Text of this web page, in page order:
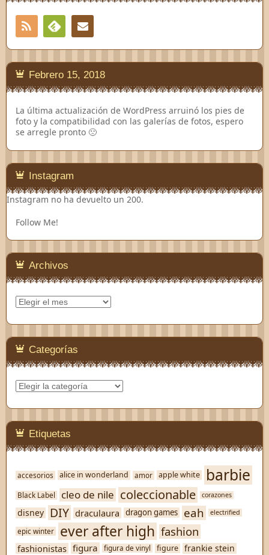
RSS
Feedly
Febrero 15, 2018
La última actualización de WordPress arruinó los pies de
foto y la compatibilidad con las galerías de fotos, espero
se arregle pronto 🙁
Instagram
Instagram no ha devuelto un 200.
Follow Me!
Archivos
Archivos
Categorías
Categorías
Etiquetas
accesorios alice in wonderland amor apple white barbie
Black Label cleo de nile coleccionable corazones
disney DIY draculaura dragon games eah electrified
epic winter ever after high fashion
fashionistas figura figura de vinyl figure frankie stein